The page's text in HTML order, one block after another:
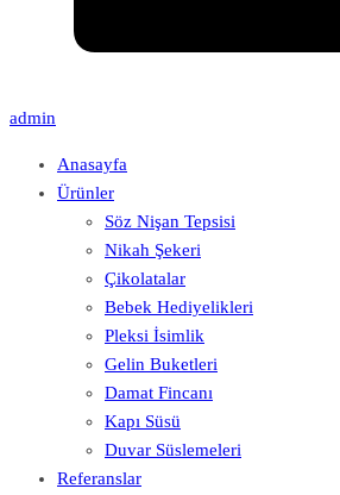
admin
Anasayfa
Ürünler
Söz Nişan Tepsisi
Nikah Şekeri
Çikolatalar
Bebek Hediyelikleri
Pleksi İsimlik
Gelin Buketleri
Damat Fincanı
Kapı Süsü
Duvar Süslemeleri
Referanslar